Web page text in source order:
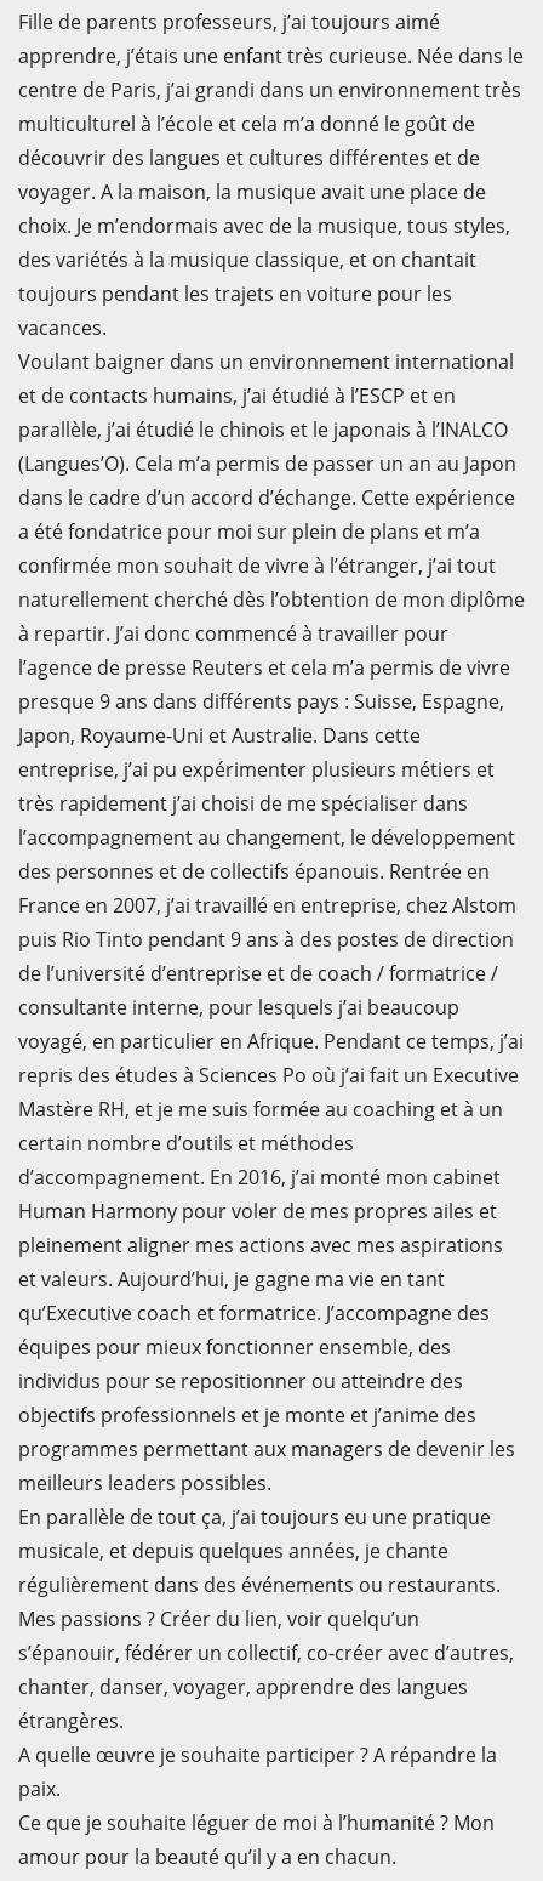
Fille de parents professeurs, j’ai toujours aimé
apprendre, j’étais une enfant très curieuse. Née dans le
centre de Paris, j’ai grandi dans un environnement très
multiculturel à l’école et cela m’a donné le goût de
découvrir des langues et cultures différentes et de
voyager. A la maison, la musique avait une place de
choix. Je m’endormais avec de la musique, tous styles,
des variétés à la musique classique, et on chantait
toujours pendant les trajets en voiture pour les
vacances.
Voulant baigner dans un environnement international
et de contacts humains, j’ai étudié à l’ESCP et en
parallèle, j’ai étudié le chinois et le japonais à l’INALCO
(Langues’O). Cela m’a permis de passer un an au Japon
dans le cadre d’un accord d’échange. Cette expérience
a été fondatrice pour moi sur plein de plans et m’a
confirmée mon souhait de vivre à l’étranger, j’ai tout
naturellement cherché dès l’obtention de mon diplôme
à repartir. J’ai donc commencé à travailler pour
l’agence de presse Reuters et cela m’a permis de vivre
presque 9 ans dans différents pays : Suisse, Espagne,
Japon, Royaume-Uni et Australie. Dans cette
entreprise, j’ai pu expérimenter plusieurs métiers et
très rapidement j’ai choisi de me spécialiser dans
l’accompagnement au changement, le développement
des personnes et de collectifs épanouis. Rentrée en
France en 2007, j’ai travaillé en entreprise, chez Alstom
puis Rio Tinto pendant 9 ans à des postes de direction
de l’université d’entreprise et de coach / formatrice /
consultante interne, pour lesquels j’ai beaucoup
voyagé, en particulier en Afrique. Pendant ce temps, j’ai
repris des études à Sciences Po où j’ai fait un Executive
Mastère RH, et je me suis formée au coaching et à un
certain nombre d’outils et méthodes
d’accompagnement. En 2016, j’ai monté mon cabinet
Human Harmony pour voler de mes propres ailes et
pleinement aligner mes actions avec mes aspirations
et valeurs. Aujourd’hui, je gagne ma vie en tant
qu’Executive coach et formatrice. J’accompagne des
équipes pour mieux fonctionner ensemble, des
individus pour se repositionner ou atteindre des
objectifs professionnels et je monte et j’anime des
programmes permettant aux managers de devenir les
meilleurs leaders possibles.
En parallèle de tout ça, j’ai toujours eu une pratique
musicale, et depuis quelques années, je chante
régulièrement dans des événements ou restaurants.
Mes passions ? Créer du lien, voir quelqu’un
s’épanouir, fédérer un collectif, co-créer avec d’autres,
chanter, danser, voyager, apprendre des langues
étrangères.
A quelle œuvre je souhaite participer ? A répandre la
paix.
Ce que je souhaite léguer de moi à l’humanité ? Mon
amour pour la beauté qu’il y a en chacun.